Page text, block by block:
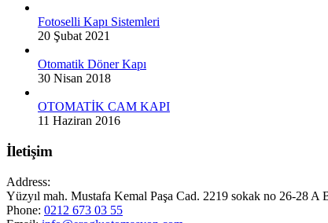
Fotoselli Kapı Sistemleri
20 Şubat 2021
Otomatik Döner Kapı
30 Nisan 2018
OTOMATİK CAM KAPI
11 Haziran 2016
İletişim
Address:
Yüzyıl mah. Mustafa Kemal Paşa Cad. 2219 sokak no 26-28
Phone: 0212 673 03 55